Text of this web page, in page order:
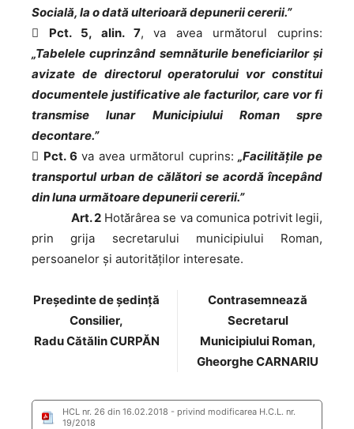
Socială, la o dată ulterioară depunerii cererii.”
 Pct. 5, alin. 7, va avea următorul cuprins:
„Tabelele cuprinzând semnăturile beneficiarilor și
avizate de directorul operatorului vor constitui
documentele justificative ale facturilor, care vor fi
transmise lunar Municipiului Roman spre
decontare.”
 Pct. 6 va avea următorul cuprins:„Facilitățile pe
transportul urban de călători se acordă începând
din luna următoare depunerii cererii.”
Art. 2 Hotărârea se va comunica potrivit legii,
prin grija secretarului municipiului Roman,
persoanelor şi autorităţilor interesate.
Preşedinte de şedinţă
Consilier,
Radu Cătălin CURPĂN
Contrasemnează
Secretarul
Municipiului Roman,
Gheorghe CARNARIU
HCL nr. 26 din 16.02.2018 - privind modificarea H.C.L. nr.
19/2018